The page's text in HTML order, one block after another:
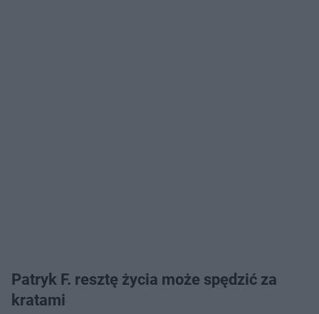
Patryk F. resztę życia może spędzić za
kratami